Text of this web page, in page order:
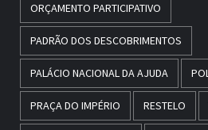
ORÇAMENTO PARTICIPATIVO
PADRÃO DOS DESCOBRIMENTOS
PALÁCIO NACIONAL DA AJUDA
PRAÇA DO IMPÉRIO RESTELO